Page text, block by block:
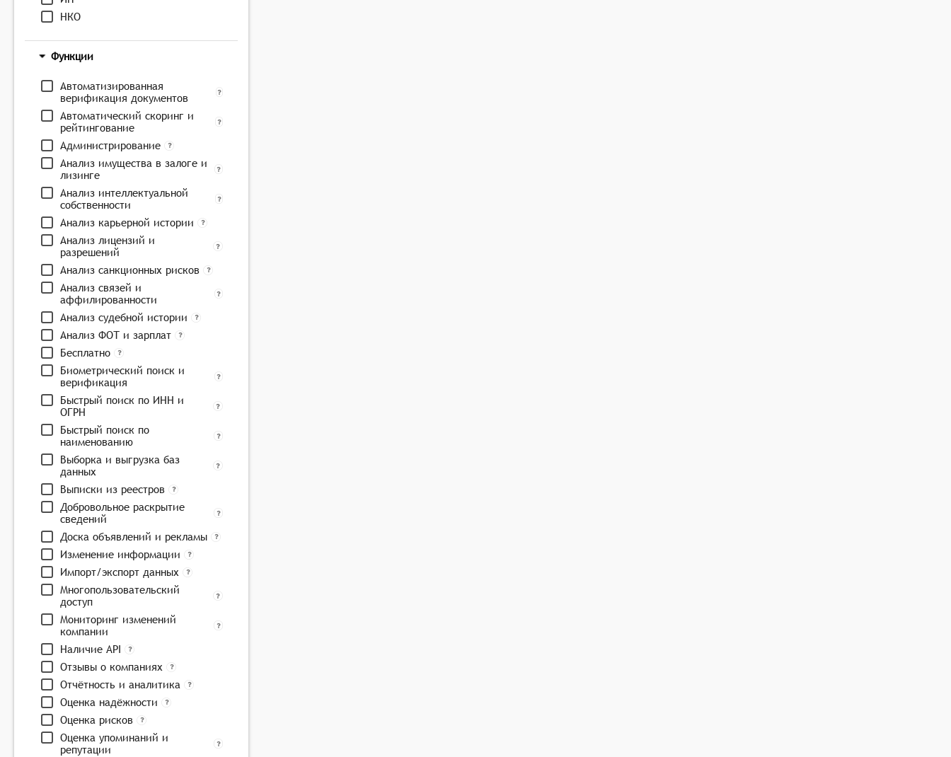
НКО
Функции
Автоматизированная
верификация документов
Автоматический скоринг и
рейтингование
Администрирование
Анализ имущества в залоге и
лизинге
Анализ интеллектуальной
собственности
Анализ карьерной истории
Анализ лицензий и
разрешений
Анализ санкционных рисков
Анализ связей и
аффилированности
Анализ судебной истории
Анализ ФОТ и зарплат
Бесплатно
Биометрический поиск и
верификация
Быстрый поиск по ИНН и
ОГРН
Быстрый поиск по
наименованию
Выборка и выгрузка баз
данных
Выписки из реестров
Добровольное раскрытие
сведений
Доска объявлений и рекламы
Изменение информации
Импорт/экспорт данных
Многопользовательский
доступ
Мониторинг изменений
компании
Наличие API
Отзывы о компаниях
Отчётность и аналитика
Оценка надёжности
Оценка рисков
Оценка упоминаний и
репутации